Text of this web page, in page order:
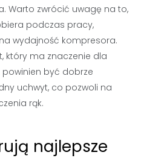
Warto zwrócić uwagę na to,
podczas pracy,
wydajność kompresora.
który ma znaczenie dla
powinien być dobrze
uchwyt, co pozwoli na
rąk.
najlepsze